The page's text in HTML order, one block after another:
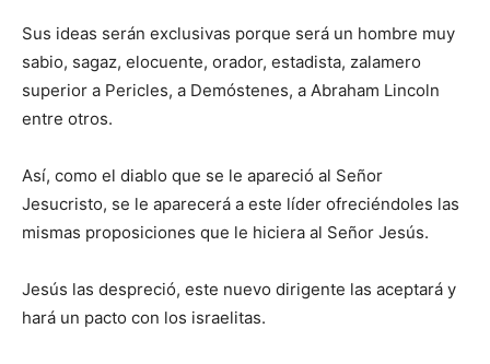
Sus ideas serán exclusivas porque será un hombre muy
sabio, sagaz, elocuente, orador, estadista, zalamero
superior a Pericles, a Demóstenes, a Abraham Lincoln
entre otros.
Así, como el diablo que se le apareció al Señor
Jesucristo, se le aparecerá a este líder ofreciéndoles las
mismas proposiciones que le hiciera al Señor Jesús.
Jesús las despreció, este nuevo dirigente las aceptará y
hará un pacto con los israelitas.